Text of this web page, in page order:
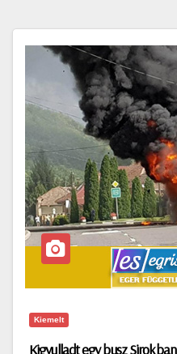
Kiemelt
Kigyulladt egy busz Sirokban